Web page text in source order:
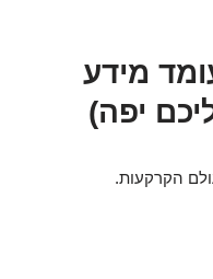
מידע
יפה)
הקרקעות.